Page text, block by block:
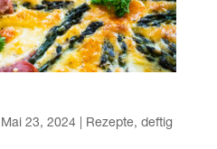
Mai 23, 2024| Rezepte, deftig